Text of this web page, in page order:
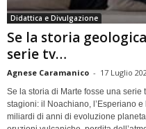
Didattica e Divulgazione
Se la storia
serie tv…
Agnese Caramanico - 17 Luglio
Se la storia di Marte fosse una
stagioni: il Noachiano, l’Esperiano
miliardi di anni di evoluzione